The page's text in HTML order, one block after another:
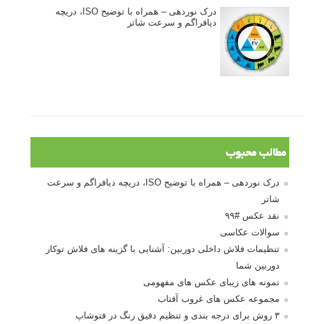
درک نوردهی – همراه با توضیح ISO، دریچه
دیافراگم و سرعت شاتر
مطالب محبوب
درک نوردهی – همراه با توضیح ISO، دریچه دیافراگم و سرعت
شاتر
نقد عکس #۹۹
سوالات عکاسی
تنظیمات فلاش داخلی دوربین: آشنایی با گزینه های فلاش توکار
دوربین شما
نمونه های زیبای عکس های مفهومی
مجموعه عکس های غروب آفتاب
۳ روش برای درجه بندی و تنظیم دقیق رنگ در فتوشاپ